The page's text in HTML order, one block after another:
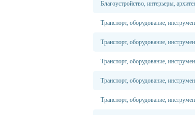
Благоустройство, интерьеры,
Транспорт, оборудование,
Транспорт, оборудование,
Транспорт, оборудование,
Транспорт, оборудование,
Транспорт, оборудование,